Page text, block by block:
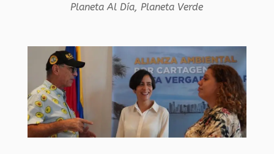
Planeta Al Día,Planeta Verde